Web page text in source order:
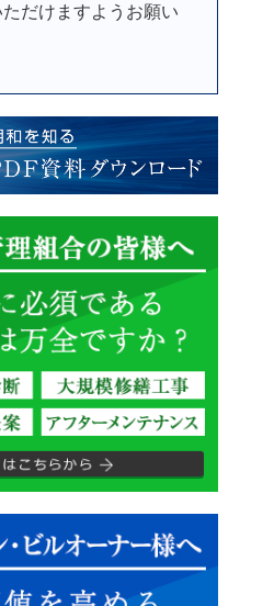
だけますようお願い